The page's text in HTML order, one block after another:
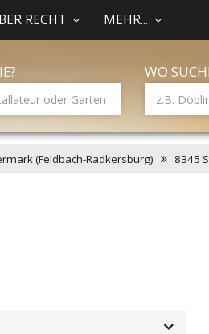
RECHT MEHR...
WO
(Feldbach-Radkersburg) 8345